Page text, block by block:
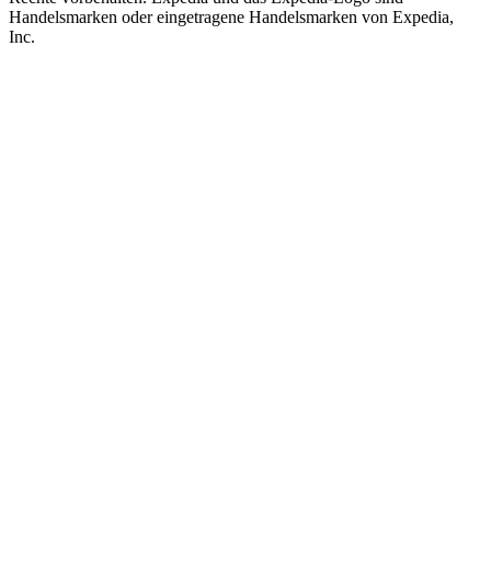
Handelsmarken oder eingetragene Handelsmarken von Expedia,
Inc.